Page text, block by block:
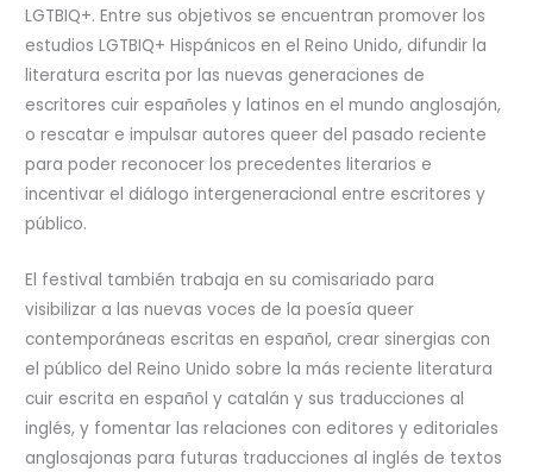
LGTBIQ+. Entre sus objetivos se encuentran promover los
estudios LGTBIQ+ Hispánicos en el Reino Unido, difundir la
literatura escrita por las nuevas generaciones de
escritores cuir españoles y latinos en el mundo anglosajón,
o rescatar e impulsar autores queer del pasado reciente
para poder reconocer los precedentes literarios e
incentivar el diálogo intergeneracional entre escritores y
público.
El festival también trabaja en su comisariado para
visibilizar a las nuevas voces de la poesía queer
contemporáneas escritas en español, crear sinergias con
el público del Reino Unido sobre la más reciente literatura
cuir escrita en español y catalán y sus traducciones al
inglés, y fomentar las relaciones con editores y editoriales
anglosajonas para futuras traducciones al inglés de textos